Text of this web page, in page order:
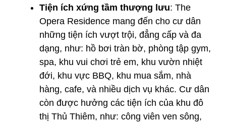
Tiện ích xứng tầm thượng lưu: The
Opera Residence mang đến cho cư dân
những tiện ích vượt trội, đẳng cấp và đa
dạng, như: hồ bơi tràn bờ, phòng tập gym,
spa, khu vui chơi trẻ em, khu vườn nhiệt
đới, khu vực BBQ, khu mua sắm, nhà
hàng, cafe, và nhiều dịch vụ khác. Cư dân
còn được hưởng các tiện ích của khu đô
thị Thủ Thiêm, như: công viên ven sông,